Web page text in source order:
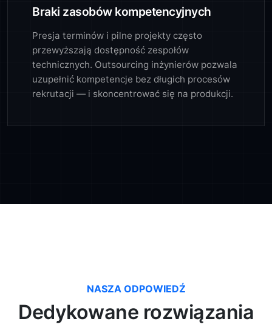
Braki zasobów kompetencyjnych
Presja terminów i pilne projekty często
przewyższają dostępność zespołów
technicznych. Outsourcing inżynierów pozwala
uzupełnić kompetencje bez długich procesów
rekrutacji — i skoncentrować się na produkcji.
NASZA ODPOWIEDŹ
Dedykowane rozwiązania